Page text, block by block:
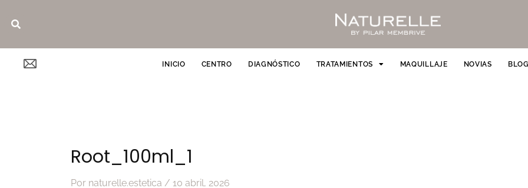
Buscar
INICIO CENTRO DIAGNÓSTICO TRATAMIENTOS MAQUILLAJE NOVIAS BLOG
Root_100ml_1
Por naturelle.estetica / 10 abril, 2026